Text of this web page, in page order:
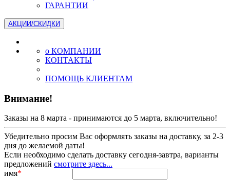
ГАРАНТИИ
АКЦИИ/СКИДКИ
о КОМПАНИИ
КОНТАКТЫ
ПОМОЩЬ КЛИЕНТАМ
Внимание!
Заказы на 8 марта - принимаются до 5 марта, включительно!
Убедительно просим Вас оформлять заказы на доставку, за 2-3
дня до желаемой даты!
Если необходимо сделать доставку сегодня-завтра, варианты
предложений смотрите здесь...
имя*